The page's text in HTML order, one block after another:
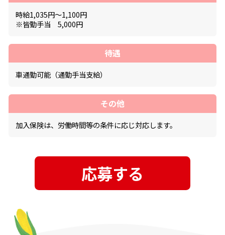
時給1,035円～1,100円
※皆勤手当 5,000円
待遇
車通勤可能（通勤手当支給）
その他
加入保険は、労働時間等の条件に応じ対応します。
応募する